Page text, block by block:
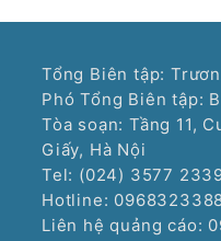
Tổng Biên tập:
Phó Tổng Biên tập:
Tòa soạn: Tầng 11,
Giấy, Hà Nội
Tel: (024) 3577
Hotline:
Liên hệ quảng cáo: